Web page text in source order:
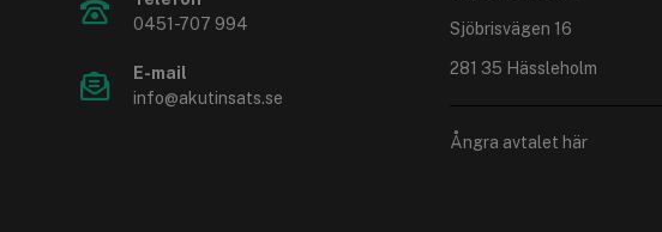
0451-707 994
E-mail
info@akutinsats.se
Sjöbrisvägen 16
281 35 Hässleholm
Ångra avtalet här